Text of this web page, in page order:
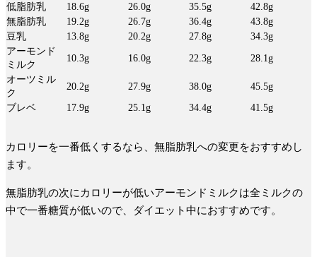
低脂肪乳
18.6g 26.0g 35.5g
42.8g
無脂肪乳
19.2g 26.7g 36.4g
43.8g
豆乳
13.8g 20.2g 27.8g
34.3g
アーモンド
ミルク
10.3g 16.0g 22.3g
28.1g
オーツミル
ク
20.2g 27.9g 38.0g
45.5g
ブレベ
17.9g 25.1g 34.4g 41.5g
カロリーを一番低くするなら、無脂肪乳への変更をおすすめ し
ます。
無脂肪乳の次にカロリーが低いアーモンドミルクは全ミルクの
中で一番糖質が低いので、ダイエット中におすすめです。